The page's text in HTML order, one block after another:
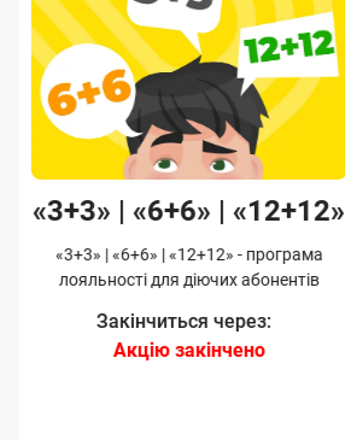
«3+3» | «6+6» | «12+12»
«3+3» | «6+6» | «12+12» - програма
лояльності для діючих абонентів
Закінчиться через:
Акцію закінчено